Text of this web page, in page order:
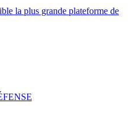
la plus grande plateforme de